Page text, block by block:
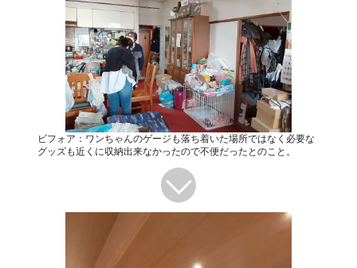
ビフォア：ワンちゃんのゲージも落ち着いた場所ではなく必要な
グッズも近くに収納出来なかったので不便だったとのこと。